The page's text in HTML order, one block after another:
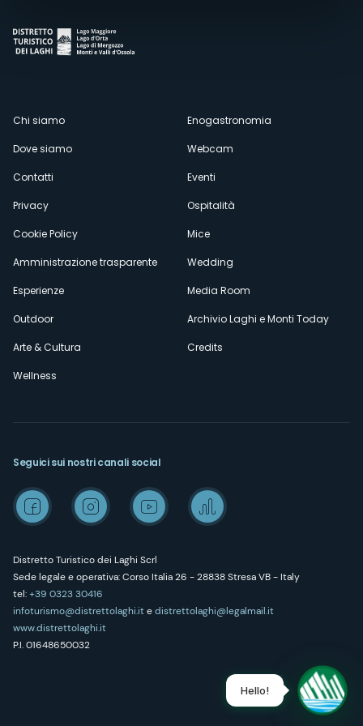
Menù
secondario
Chi siamo
Dove siamo
Contatti
Privacy
Cookie Policy
Amministrazione trasparente
Esperienze
Outdoor
Arte & Cultura
Wellness
Enogastronomia
Webcam
Eventi
Ospitalità
Mice
Wedding
Media Room
Archivio Laghi e Monti Today
Credits
Distretto Turistico dei Laghi Scrl
Sede legale e operativa: Corso Italia 26 - 28838 Stresa VB - Italy
tel:+39 0323 30416
infoturismo@distrettolaghi.itedistrettolaghi@legalmail.it
www.distrettolaghi.it
P.I. 01648650032
Seguici sui nostri canali social